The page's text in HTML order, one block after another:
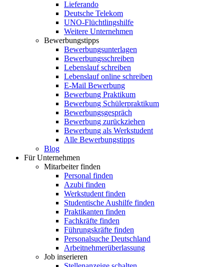
Lieferando
Deutsche Telekom
UNO-Flüchtlingshilfe
Weitere Unternehmen
Bewerbungstipps
Bewerbungsunterlagen
Bewerbungsschreiben
Lebenslauf schreiben
Lebenslauf online schreiben
E-Mail Bewerbung
Bewerbung Praktikum
Bewerbung Schülerpraktikum
Bewerbungsgespräch
Bewerbung zurückziehen
Bewerbung als Werkstudent
Alle Bewerbungstipps
Blog
Für Unternehmen
Mitarbeiter finden
Personal finden
Azubi finden
Werkstudent finden
Studentische Aushilfe finden
Praktikanten finden
Fachkräfte finden
Führungskräfte finden
Personalsuche Deutschland
Arbeitnehmerüberlassung
Job inserieren